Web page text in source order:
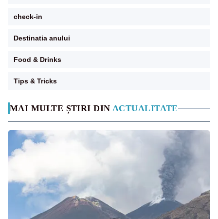
MAI MULTE ȘTIRI DIN ACTUALITATE
check-in
Destinatia anului
Food & Drinks
Tips & Tricks